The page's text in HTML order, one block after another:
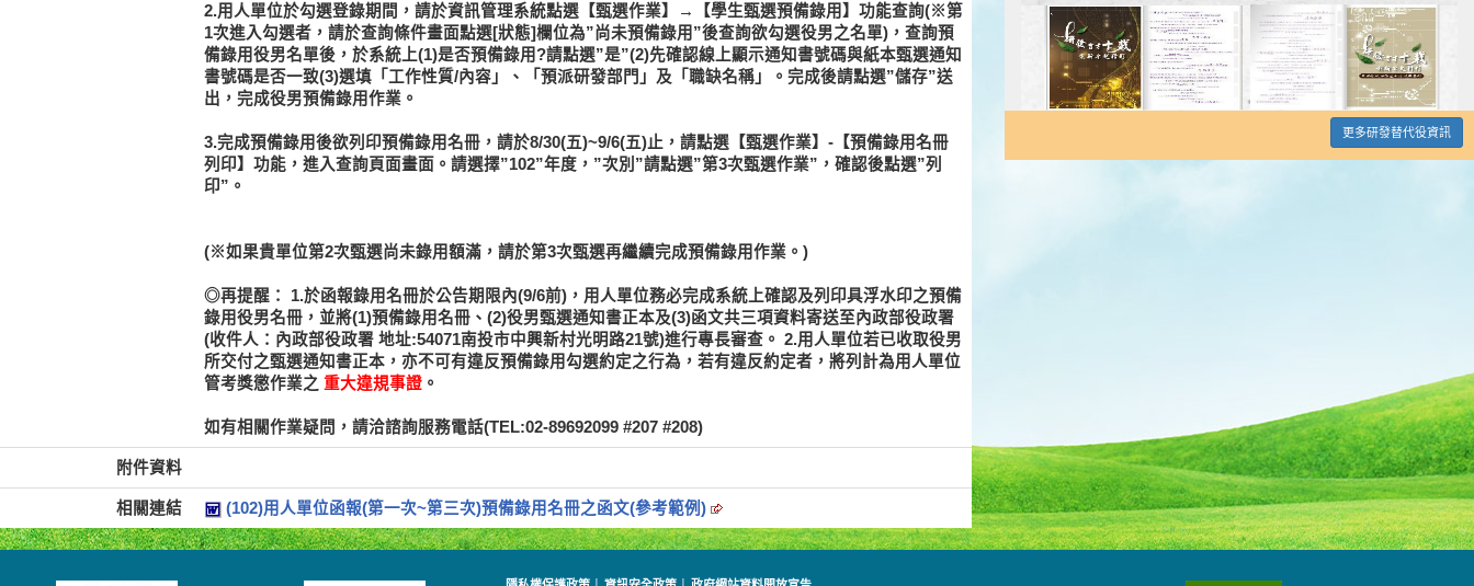
2.用人單位於勾選登錄期間，請於資訊管理系統點選【甄選作業】→【學生甄選預備錄用】功能查詢(※第
1次進入勾選者，請於查詢條件畫面點選[狀態]欄位為”尚未預備錄用”後查詢欲勾選役男之名單)，查詢預
備錄用役男名單後，於系統上(1)是否預備錄用?請點選”是”(2)先確認線上顯示通知書號碼與紙本甄選通知
書號碼是否一致(3)選填「工作性質/內容」、「預派研發部門」及「職缺名稱」。完成後請點選”儲存”送
出，完成役男預備錄用作業。
3.完成預備錄用後欲列印預備錄用名冊，請於8/30(五)~9/6(五)止，請點選【甄選作業】-【預備錄用名冊
列印】功能，進入查詢頁面畫面。請選擇”102”年度，”次別”請點選”第3次甄選作業”，確認後點選”列
印”。
(※如果貴單位第2次甄選尚未錄用額滿，請於第3次甄選再繼續完成預備錄用作業。)
◎再提醒： 1.於函報錄用名冊於公告期限內(9/6前)，用人單位務必完成系統上確認及列印具浮水印之預備
錄用役男名冊，並將(1)預備錄用名冊、(2)役男甄選通知書正本及(3)函文共三項資料寄送至內政部役政署
(收件人：內政部役政署 地址:54071南投市中興新村光明路21號)進行專長審查。 2.用人單位若已收取役男
所交付之甄選通知書正本，亦不可有違反預備錄用勾選約定之行為，若有違反約定者，將列計為用人單位
管考獎懲作業之 重大違規事證 。
如有相關作業疑問，請洽諮詢服務電話(TEL:02-89692099 #207 #208)
附件資料
相關連結 (102)用人單位函報(第一次~第三次)預備錄用名冊之函文(參考範例)
更多研發替代役資訊